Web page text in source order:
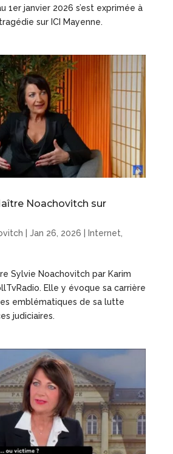
1er janvier 2026 s’est exprimée à
sur ICI Mayenne.
Noachovitch sur
Jan 26, 2026 Internet
Sylvie Noachovitch par Karim
Elle y évoque sa carrière
emblématiques de sa lutte
judiciaires.